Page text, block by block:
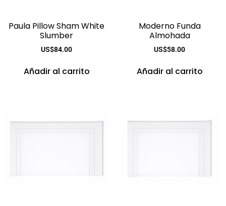
Paula Pillow Sham White
Slumber
US$84.00
Añadir al carrito
Moderno Funda
Almohada
US$58.00
Añadir al carrito